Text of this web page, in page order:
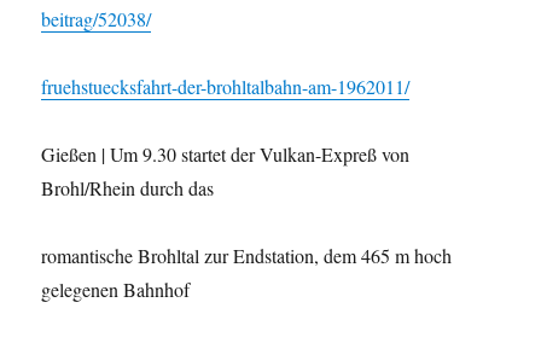
beitrag/52038/
fruehstuecksfahrt-der-brohltalbahn-am-1962011/
Gießen | Um 9.30 startet der Vulkan-Expreß von
Brohl/Rhein durch das
romantische Brohltal zur Endstation, dem 465 m hoch
gelegenen Bahnhof